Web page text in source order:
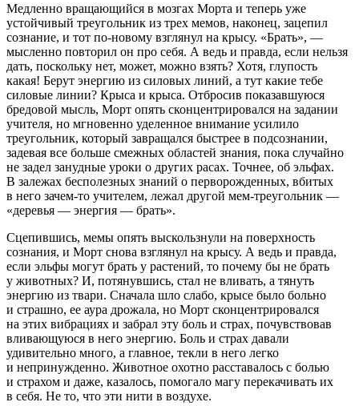
Медленно вращающийся в мозгах Морта и теперь уже
устойчивый треугольник из трех мемов, наконец, зацепил
сознание, и тот по-новому взглянул на крысу. «Брать», —
мысленно повторил он про себя. А ведь и правда, если нельзя
дать, поскольку нет, может, можно взять? Хотя, глупость
какая! Берут энергию из силовых линий, а тут какие тебе
силовые линии? Крыса и крыса. Отбросив показавшуюся
бредовой мысль, Морт опять сконцентрировался на задании
учителя, но мгновенно уделенное внимание усилило
треугольник, который завращался быстрее в подсознании,
задевая все больше смежных областей знания, пока случайно
не задел занудные уроки о других расах. Точнее, об эльфах.
В залежах бесполезных знаний о перворожденных, вбитых
в него зачем-то учителем, лежал другой мем-треугольник —
«деревья — энергия — брать».
Сцепившись, мемы опять выскользнули на поверхность
сознания, и Морт снова взглянул на крысу. А ведь и правда,
если эльфы могут брать у растений, то почему бы не брать
у животных? И, потянувшись, стал не вливать, а тянуть
энергию из твари. Сначала шло слабо, крысе было больно
и страшно, ее аура дрожала, но Морт сконцентрировался
на этих вибрациях и забрал эту боль и страх, почувствовав
вливающуюся в него энергию. Боль и страх давали
удивительно много, а главное, текли в него легко
и непринужденно. Животное охотно расставалось с болью
и страхом и даже, казалось, помогало магу перекачивать их
в себя. Не то, что эти нити в воздухе.